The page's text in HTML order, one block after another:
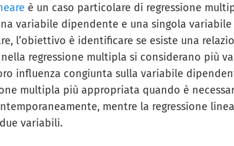
è un caso particolare di regressione
variabile dipendente e una singola
l’obiettivo è identificare se esiste una
regressione multipla si considerano più
influenza congiunta sulla variabile
multipla più appropriata quando è
mentre la regressione
variabili.